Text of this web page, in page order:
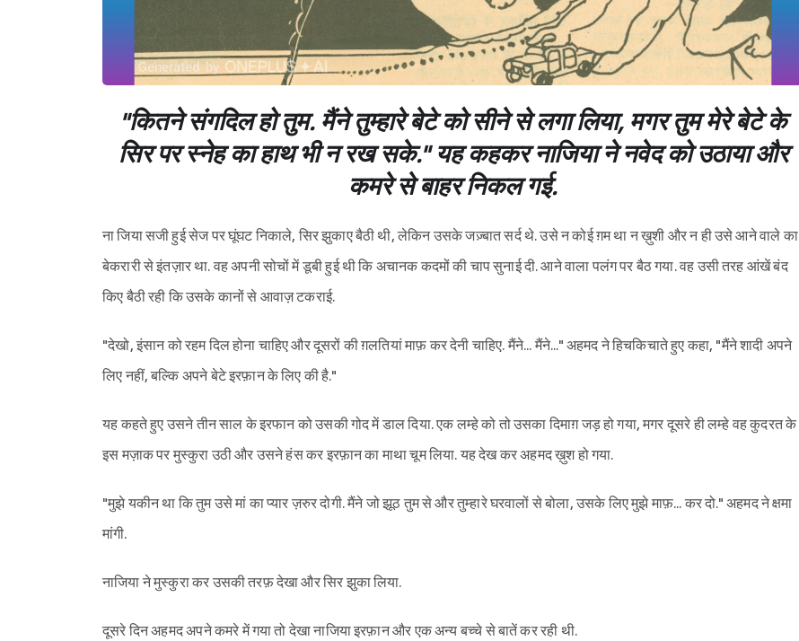
"कितने संगदिल हो तुम. मैंने तुम्हारे बेटे को सीने से लगा लिया, मगर तुम मेरे बेटे के
सिर पर स्नेह का हाथ भी न रख सके." यह कहकर नाजिया ने नवेद को उठाया और
कमरे से बाहर निकल गई.
ना जिया सजी हुई सेज पर घूंघट निकाले, सिर झुकाए बैठी थी, लेकिन उसके जज़्बात सर्द थे. उसे न कोई ग़म था न ख़ुशी और न ही उसे आने वाले का
बेकरारी से इंतज़ार था. वह अपनी सोचों में डूबी हुई थी कि अचानक कदमों की चाप सुनाई दी. आने वाला पलंग पर बैठ गया. वह उसी तरह आंखें बंद
किए बैठी रही कि उसके कानों से आवाज़ टकराई.
"देखो, इंसान को रहम दिल होना चाहिए और दूसरों की ग़लतियां माफ़ कर देनी चाहिए. मैंने... मैंने..." अहमद ने हिचकिचाते हुए कहा, "मैंने शादी अपने
लिए नहीं, बल्कि अपने बेटे इरफ़ान के लिए की है."
यह कहते हुए उसने तीन साल के इरफान को उसकी गोद में डाल दिया. एक लम्हे को तो उसका दिमाग़ जड़ हो गया, मगर दूसरे ही लम्हे वह कुदरत के
इस मज़ाक पर मुस्कुरा उठी और उसने हंस कर इरफ़ान का माथा चूम लिया. यह देख कर अहमद ख़ुश हो गया.
"मुझे यकीन था कि तुम उसे मां का प्यार ज़रुर दोगी. मैंने जो झूठ तुम से और तुम्हारे घरवालों से बोला, उसके लिए मुझे माफ़... कर दो." अहमद ने क्षमा
मांगी.
नाजिया ने मुस्कुरा कर उसकी तरफ़ देखा और सिर झुका लिया.
दूसरे दिन अहमद अपने कमरे में गया तो देखा नाजिया इरफ़ान और एक अन्य बच्चे से बातें कर रही थी.